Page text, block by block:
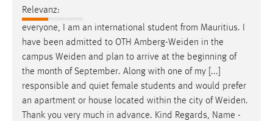
Relevanz:
everyone, I am an international student from Mauritius. I
have been admitted to OTH Amberg-Weiden in the
campus Weiden and plan to arrive at the beginning of
the month of September. Along with one of my [...]
responsible and quiet female students and would prefer
an apartment or house located within the city ofWeiden.
Thank you very much in advance. Kind Regards, Name -